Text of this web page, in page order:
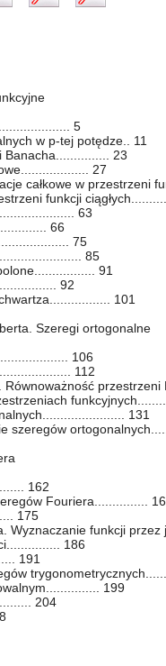
5
w p-tej potędze.. 11
Banacha............... 23
27
całkowe w przestrzeni
funkcji
63
66
75
85
91
92
101
Szeregi ortogonalne
106
112
przestrzeni
131
szeregów
162
Fouriera...............
175
Wyznaczanie funkcji
186
191
199
204